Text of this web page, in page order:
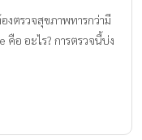
ตรวจสุขภาพทารกว่ามี
คือ อะไร? การตรวจนี้บ่ง